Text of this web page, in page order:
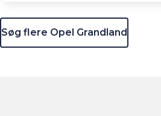
Søg flere Opel Grandland